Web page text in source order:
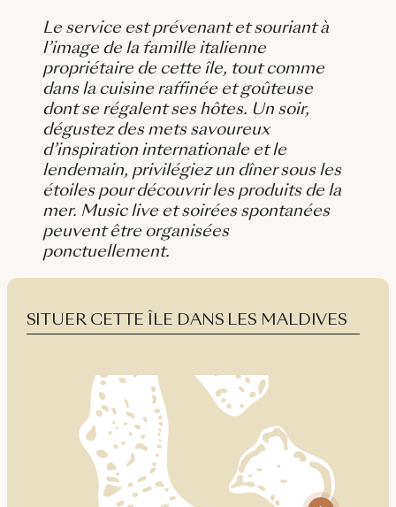
Le service est prévenant et souriant à
l’image de la famille italienne
propriétaire de cette île, tout comme
dans la cuisine raffinée et goûteuse
dont se régalent ses hôtes. Un soir,
dégustez des mets savoureux
d’inspiration internationale et le
lendemain, privilégiez un dîner sous les
étoiles pour découvrir les produits de la
mer. Music live et soirées spontanées
peuvent être organisées
ponctuellement.
SITUER CETTE ÎLE DANS LES MALDIVES